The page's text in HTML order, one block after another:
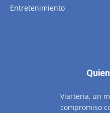
Entretenimiento
Viarteria, un
compromiso